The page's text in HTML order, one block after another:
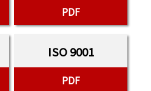
PDF
ISO 9001
PDF